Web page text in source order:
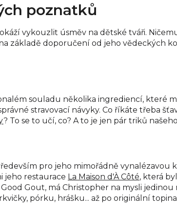
poznatků
vykouzlit úsměv na dětské tváři.
základě doporučení od jeho vědeckých
souladu několika ingrediencí, které
stravovací návyky. Co říkáte třeba
? To se to učí, co? A to je jen pár triků
pro jeho mimořádně
jeho restaurace La Maison d'À Côté, která
Gout, má Christopher na mysli
pórku, hrášku... až po originální